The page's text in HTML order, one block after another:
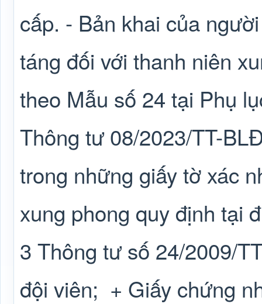
cấp. - Bản khai của
táng đối với thanh niên
theo Mẫu số 24 tại Phụ
Thông tư 08/2023/TT-
trong những giấy tờ xác
xung phong quy định tại
3 Thông tư số 24/2009/
đội viên; + Giấy chứng